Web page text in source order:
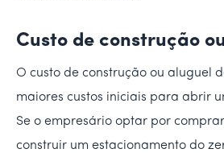
Custo de construção
O custo de construção ou aluguel
maiores custos iniciais para abrir
Se o empresário optar por
construir um estacionamento do